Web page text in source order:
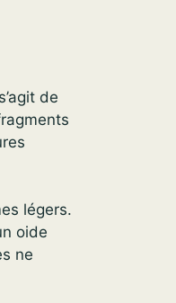
de
légers.
oide
ne